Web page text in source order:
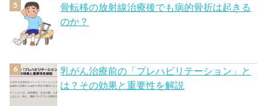
骨転移の放射線治療後でも病的骨折は起きる
のか？
乳がん治療前の「プレハビリテーション」と
は？その効果と重要性を解説